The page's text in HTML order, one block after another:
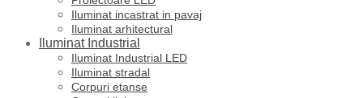
Iluminat incastrat in pavaj
Iluminat arhitectural
Iluminat Industrial
Iluminat Industrial LED
Iluminat stradal
Corpuri etanse